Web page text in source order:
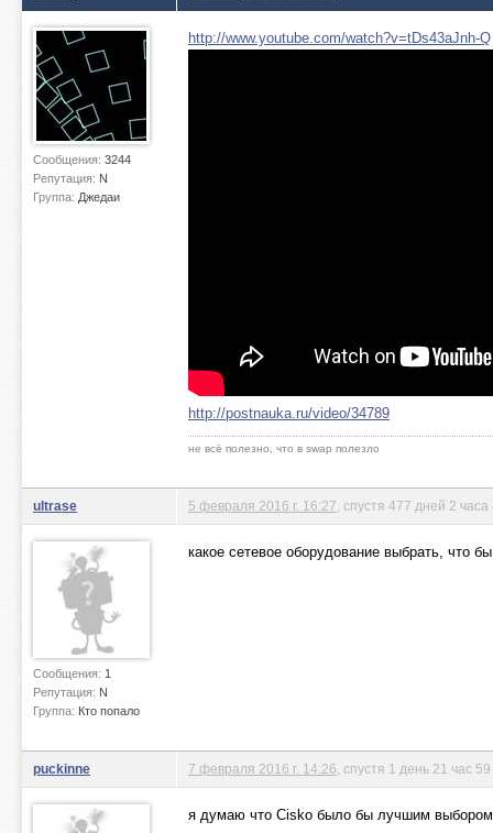
Сообщения: 3244
Репутация: N
Группа: Джедаи
http://www.youtube.com/watch?v=tDs43aJnh-Q
http://postnauka.ru/video/34789
не всё полезно, что в swap полезло
ultrase
Сообщения: 1
Репутация: N
Группа: Кто попало
5 февраля 2016 г. 16:27 , спустя 477 дней 2
какое сетевое оборудование выбрать, что
puckinne 7 февраля 2016 г. 14:26 , спустя 1 день 21 час
я думаю что Cisko было бы лучшим выбором